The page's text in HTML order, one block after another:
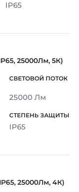
IP65
25000Лм, 5К)
25000 Лм
IP65
25000Лм, 4К)